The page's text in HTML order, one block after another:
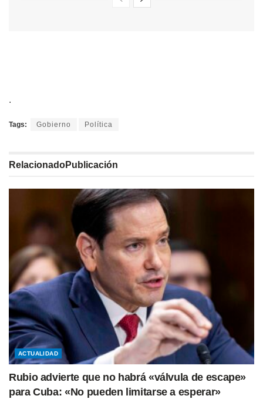
.
Tags: Gobierno Política
RelacionadoPublicación
ACTUALIDAD
Rubio advierte que no habrá «válvula de escape»
para Cuba: «No pueden limitarse a esperar»